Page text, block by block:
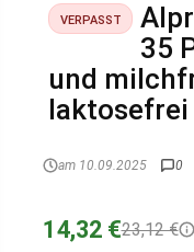
VERPASST
35
und
am 10.09.2025 0
14,32 €23,12 €